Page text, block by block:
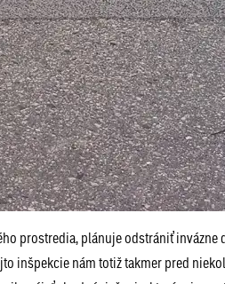
prostredia, plánuje odstrániť invázne
inšpekcie nám totiž takmer pred